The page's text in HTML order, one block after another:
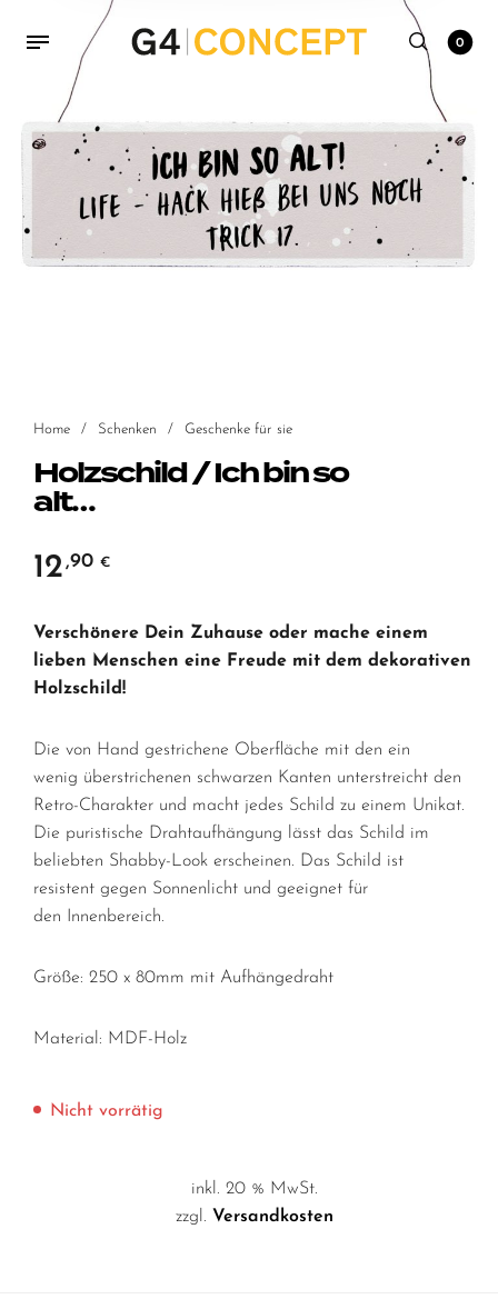
0
Home / Schenken / Geschenke für sie
Holzschild / Ich bin so
alt…
12,90 €
Verschönere Dein Zuhause oder mache einem
lieben Menschen eine Freude mit dem dekorativen
Holzschild!
Die von Hand gestrichene Oberfläche mit den ein
wenig überstrichenen schwarzen Kanten unterstreicht den
Retro-Charakter und macht jedes Schild zu einem Unikat.
Die puristische Drahtaufhängung lässt das Schild im
beliebten Shabby-Look erscheinen. Das Schild ist
resistent gegen Sonnenlicht und geeignet für
den Innenbereich.
Größe: 250 x 80mm mit Aufhängedraht
Material: MDF-Holz
Nicht vorrätig
inkl. 20 % MwSt.
zzgl. Versandkosten